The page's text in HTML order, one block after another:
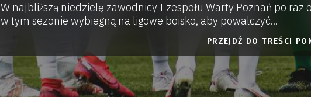
W najbliższą niedzielę zawodnicy I zespołu Warty Poznań po raz
w tym sezonie wybiegną na ligowe boisko, aby powalczyć...
PRZEJDŹ DO TREŚCI